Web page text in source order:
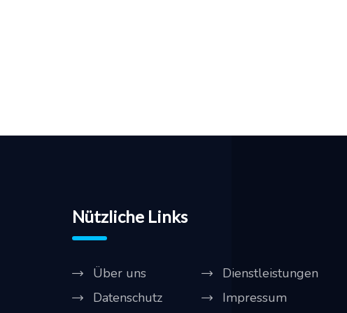
Nützliche Links
Über uns
Dienstleistungen
Datenschutz
Impressum